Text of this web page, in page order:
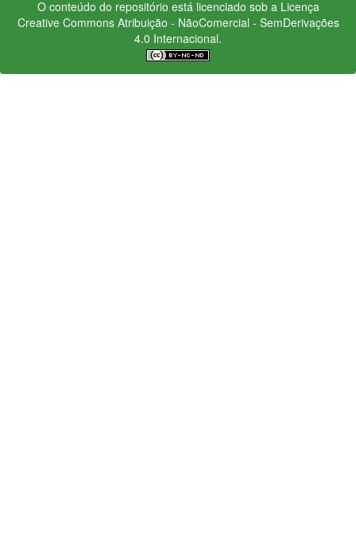
O conteúdo do repositório está licenciado sob a Licença
Creative CommonsAtribuição - NãoComercial - SemDerivações
4.0 Internacional.